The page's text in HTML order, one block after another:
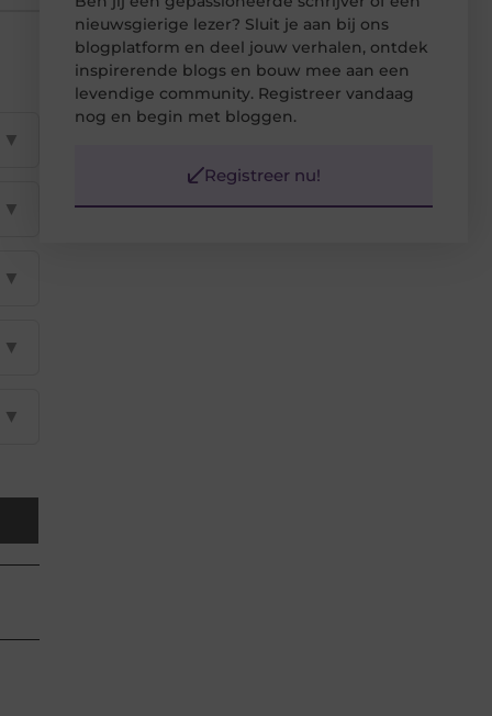
▼
▼
▼
▼
▼
nieuwsgierige lezer? Sluit je aan bij ons
blogplatform en deel jouw verhalen, ontdek
inspirerende blogs en bouw mee aan een
levendige community. Registreer vandaag
nog en begin met bloggen.
Registreer nu!